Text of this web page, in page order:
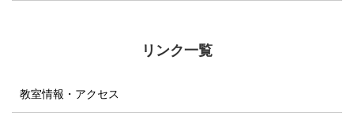
リンク一覧
教室情報・アクセス